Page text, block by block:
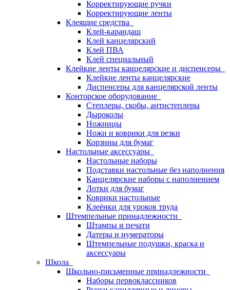
Корректирующие ручки
Корректирующие ленты
Клеящие средства
Клей-карандаш
Клей канцелярский
Клей ПВА
Клей специальный
Клейкие ленты канцелярские и диспенсеры
Клейкие ленты канцелярские
Диспенсеры для канцелярской ленты
Конторское оборудование
Степлеры, скобы, антистеплеры
Дыроколы
Ножницы
Ножи и коврики для резки
Корзины для бумаг
Настольные аксессуары
Настольные наборы
Подставки настольные без наполнения
Канцелярские наборы с наполнением
Лотки для бумаг
Коврики настольные
Клеёнки для уроков труда
Штемпельные принадлежности
Штампы и печати
Датеры и нумераторы
Штемпельные подушки, краска и
аксессуары
Школа
Школьно-письменные принадлежности
Наборы первоклассников